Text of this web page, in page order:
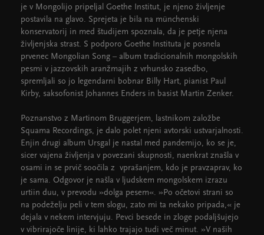
je v Mongolijo pripeljal Goethe Institut, je njeno življenje
postavila na glavo. Sprejeta je bila na münchenski
konservatorij in med študijem spoznala, da je petje njena
življenjska strast. S podporo Goethe Instituta je posnela
prvenec Mongolian Song – album tradicionalnih mongolskih
pesmi v jazzovskih aranžmajih z vrhunsko zasedbo,
spremljali so jo legendarni bobnar Billy Hart, pianist Paul
Kirby, saksofonist Johannes Enders in basist Martin Zenker.
Poznanstvo z Martinom Bruggerjem, lastnikom založbe
Squama Recordings, je dalo polet njeni avtorski ustvarjalnosti.
Enjin drugi album Ursgal je nastal med pandemijo, ko se je,
sicer vajena življenja v povezani skupnosti, naenkrat znašla v
osami in se prvič soočila z vprašanjem, kdo je pravzaprav, ko
je sama. Odgovor je našla v ljudskem mongolskem izrazu
urtiin duu, v prevodu »dolga pesem«. »Po očetovi strani so
na podeželju peli v tem slogu, zato mi ta nekako pripada,« je
dejala v nekem intervjuju. Pevci besede in zloge podaljšujejo
v vibrirajoče linije, ki lahko trajajo tudi več minut. »V naših